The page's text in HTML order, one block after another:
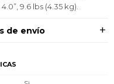
9.6 lbs (4.35 kg).
de envío